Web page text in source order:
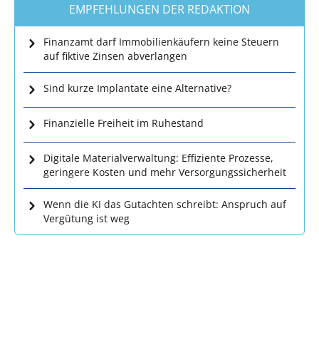
EMPFEHLUNGEN DER REDAKTION
Finanzamt darf Immobilienkäufern keine Steuern
auf fiktive Zinsen abverlangen
Sind kurze Implantate eine Alternative?
Finanzielle Freiheit im Ruhestand
Digitale Materialverwaltung: Effiziente Prozesse,
geringere Kosten und mehr Versorgungssicherheit
Wenn die KI das Gutachten schreibt: Anspruch auf
Vergütung ist weg